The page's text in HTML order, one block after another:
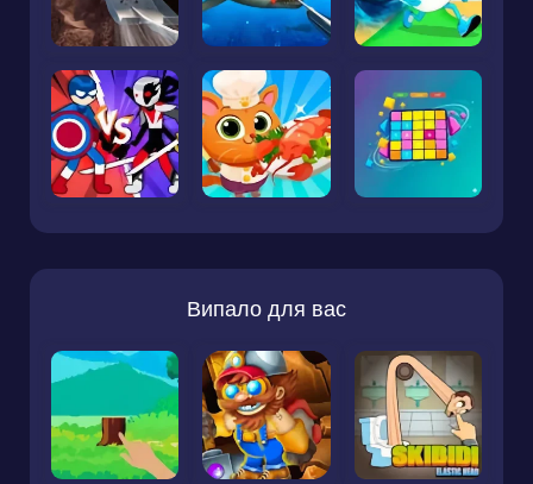
Випало для вас